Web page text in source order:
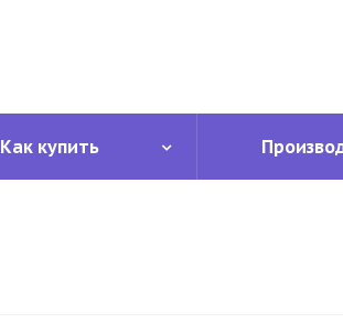
Как купить